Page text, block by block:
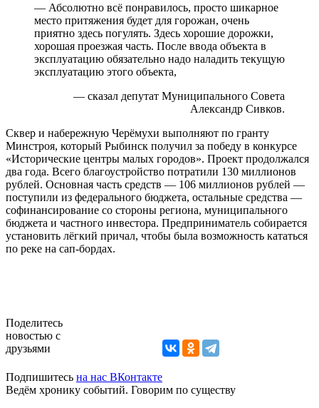
— Абсолютно всё понравилось, просто шикарное
место притяжения будет для горожан, очень
приятно здесь погулять. Здесь хорошие дорожки,
хорошая проезжая часть. После ввода объекта в
эксплуатацию обязательно надо наладить текущую
эксплуатацию этого объекта,
— сказал депутат Муниципального Совета
Александр Сивков.
Сквер и набережную Черёмухи выполняют по гранту
Минстроя, который Рыбинск получил за победу в конкурсе
«Исторические центры малых городов». Проект продолжался
два года. Всего благоустройство потратили 130 миллионов
рублей. Основная часть средств — 106 миллионов рублей —
поступили из федерального бюджета, остальные средства —
софинансирование со стороны региона, муниципального
бюджета и частного инвестора. Предприниматель собирается
установить лёгкий причал, чтобы была возможность кататься
по реке на сап-бордах.
Поделитесь
новостью с
друзьями
Подпишитесь на нас ВКонтакте
Ведём хронику событий. Говорим по существу